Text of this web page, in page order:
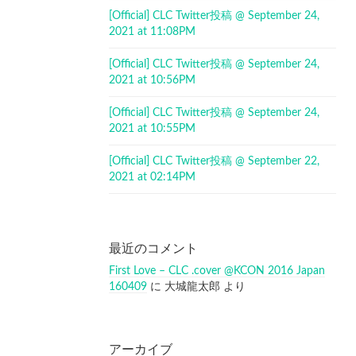
[Official] CLC Twitter投稿 @ September 24,
2021 at 11:08PM
[Official] CLC Twitter投稿 @ September 24,
2021 at 10:56PM
[Official] CLC Twitter投稿 @ September 24,
2021 at 10:55PM
[Official] CLC Twitter投稿 @ September 22,
2021 at 02:14PM
最近のコメント
First Love – CLC .cover @KCON 2016 Japan
160409 に 大城龍太郎 より
アーカイブ